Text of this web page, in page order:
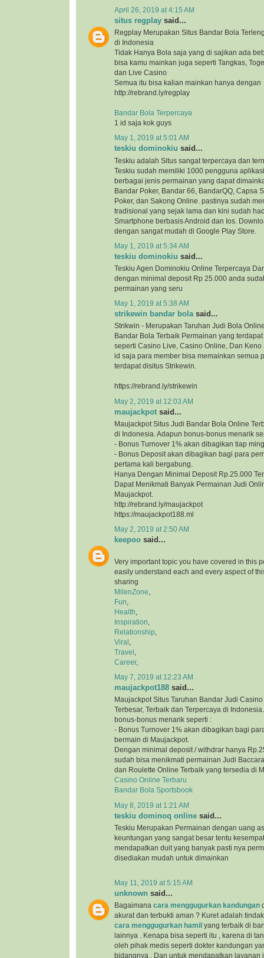
April 26, 2019 at 4:15 AM
situs regplay said...
Regplay Merupakan Situs Bandar Bola
di Indonesia
Tidak Hanya Bola saja yang di sajikan ada
bisa kamu mainkan juga seperti Tangkas,
dan Live Casino
Semua itu bisa kalian mainkan hanya dengan
http://rebrand.ly/regplay
Bandar Bola Terpercaya
1 id saja kok guys
May 1, 2019 at 5:01 AM
teskiu dominokiu said...
Teskiu adalah Situs sangat terpercaya dan
Teskiu sudah memiliki 1000 pengguna
berbagai jenis permainan yang dapat
Bandar Poker, Bandar 66, BandarQQ, Capsa
Poker, dan Sakong Online. pastinya sudah
tradisional yang sejak lama dan kini sudah
Smartphone berbasis Android dan Ios.
dengan sangat mudah di Google Play Store.
May 1, 2019 at 5:34 AM
teskiu dominokiu said...
Teskiu Agen Dominokiu Online Terpercaya
dengan minimal deposit Rp 25.000 anda
permainan yang seru
May 1, 2019 at 5:38 AM
strikewin bandar bolasaid...
Strikwin - Merupakan Taruhan Judi Bola
Bandar Bola Terbaik Permainan yang
seperti Casino Live, Casino Online, Dan
id saja para member bisa memainkan semua
terdapat disitus Strikewin.
https://rebrand.ly/strikewin
May 2, 2019 at 12:03 AM
maujackpot said...
Maujackpot Situs Judi Bandar Bola Online
di Indonesia. Adapun bonus-bonus menarik
- Bonus Turnover 1% akan dibagikan tiap
- Bonus Deposit akan dibagikan bagi para
pertama kali bergabung.
Hanya Dengan Minimal Deposit Rp.25.000
Dapat Menikmati Banyak Permainan Judi
Maujackpot.
http://rebrand.ly/maujackpot
https://maujackpot188.ml
May 2, 2019 at 2:50 AM
keepoo said...
Very important topic you have covered in this
easily understand each and every aspect of
sharing
MilenZone
Fun
Health
Inspiration
Relationship
Viral
Travel
Career,
May 7, 2019 at 12:23 AM
maujackpot188 said...
Maujackpot Situs Taruhan Bandar Judi
Terbesar, Terbaik dan Terpercaya di
bonus-bonus menarik seperti :
- Bonus Turnover 1% akan dibagikan bagi
bermain di Maujackpot.
Dengan minimal deposit / withdrar hanya
sudah bisa menikmati permainan Judi
dan Roulette Online Terbaik yang tersedia di
Casino Online Terbaru
Bandar Bola Sportsbook
May 8, 2019 at 1:21 AM
teskiu dominoq online said...
Teskiu Merupakan Permainan dengan uang
keuntungan yang sangat besar tentu
mendapatkan duit yang banyak pasti nya
disediakan mudah untuk dimainkan
May 11, 2019 at 5:15 AM
unknown said...
Bagaimana cara menggugurkan kandungan
akurat dan terbukti aman ? Kuret adalah
cara menggugurkan hamil yang terbaik di
lainnya . Kenapa bisa seperti itu , karena di
oleh pihak medis seperti dokter kandungan
bidangnya . Dan untuk mendapatkan layanan